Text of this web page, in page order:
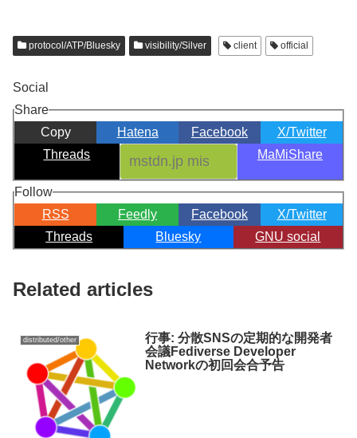
protocol/ATP/Bluesky visibility/Silver client official
Social
Share
Copy
Hatena Facebook
X/Twitter
Threads
MaMiShare
Follow
RSS
Feedly Facebook
X/Twitter
Threads
Bluesky GNU social
Related articles
distributed/other
行事: 分散SNSの定期的な開発者
会議Fediverse Developer
Networkの初回会合予告